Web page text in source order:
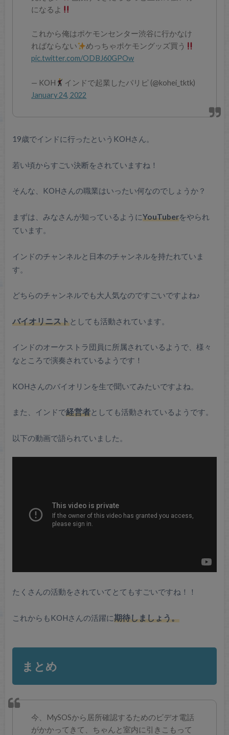
になるよ
これから俺はポケモンセンター渋谷に行かなけ
ればならない
めっちゃポケモングッズ買う
pic.twitter.com/ODBJ60GPOw
— KOH
インドで起業したパリピ (@kohei_tktk)
January 24, 2022
19歳でインドに行ったというKOHさん。
若い頃からすごい決断をされていますね！
そんな、KOHさんの職業はいったい何なのでしょうか？
まずは、みなさんが知っているようにYouTuberをやられ
ています。
インドのチャンネルと日本のチャンネルを持たれていま
す。
どちらのチャンネルでも大人気なのですごいですよね♪
バイオリニストとしても活動されています。
インドのオーケストラ団員に所属されているようで、様々
なところで演奏されているようです！
KOHさんのバイオリンを生で聞いてみたいですよね。
また、インドで経営者としても活動されているようです。
以下の動画で語られていました。
たくさんの活動をされていてとてもすごいですね！！
これからもKOHさんの活躍に期待しましょう。
まとめ
今、MySOSから居所確認するためのビデオ電話
がかかってきて、ちゃんと室内に引きこもって